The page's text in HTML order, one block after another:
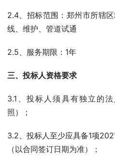
2.4、招标范围：郑州市所辖
线、维护、管道试通
2.5、服务期限：1年
三、投标人资格要求
3.1、投标人须具有独立的
照）；
3.2、投标人至少应具备1项
（以合同签订日期为准）；